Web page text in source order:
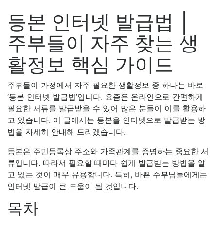
등본 인터넷 발급법 │
주부들이 자주 찾는 생
활정보 핵심 가이드
주부들이 가정에서 자주 필요한 생활정보 중 하나는 바로
‘등본 인터넷 발급법’입니다. 요즘은 온라인으로 간편하게
필요한 서류를 발급받을 수 있어 많은 분들이 이를 활용하
고 있습니다. 이 글에서는 등본을 인터넷으로 발급받는 방
법을 자세히 안내해 드리겠습니다.
등본은 주민등록상 주소와 가족관계를 증명하는 중요한 서
류입니다. 따라서 필요할 때마다 쉽게 발급받는 방법을 알
고 있는 것이 매우 유용합니다. 특히, 바쁜 주부님들에게는
인터넷 발급이 큰 도움이 될 것입니다.
목차